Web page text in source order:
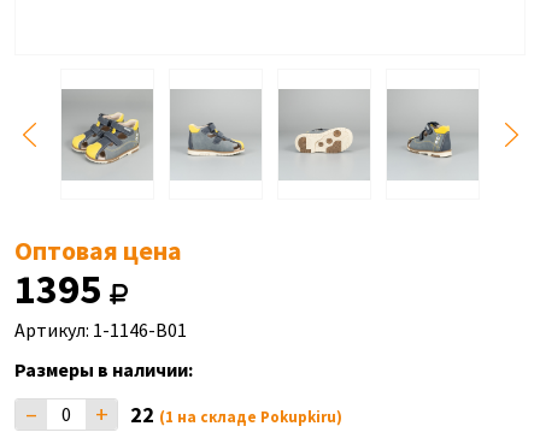
Оптовая цена
1395
Артикул: 1-1146-B01
Размеры в наличии:
– + 22 (1 на складе Pokupkiru)